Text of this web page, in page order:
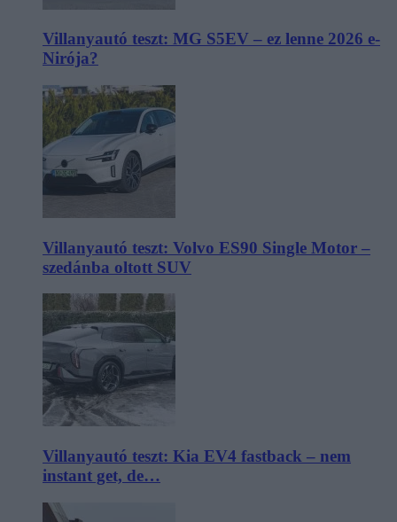
Villanyautó teszt: MG S5EV – ez lenne 2026 e-
Nirója?
Villanyautó teszt: Volvo ES90 Single Motor –
szedánba oltott SUV
Villanyautó teszt: Kia EV4 fastback – nem
instant get, de…